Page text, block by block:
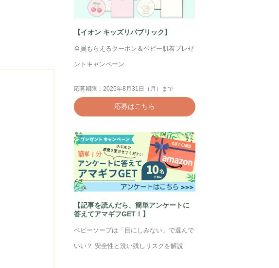
【イオン キッズリパブリック】
全員もらえるクーポン＆ベビー肌着プレゼ
ントキャンペーン
応募期限：2026年8月31日（月）まで
応募はこちら
【記事を読んだら、簡単アンケートに
答えてアマギフGET！】
ベビーソープは「目にしみない」で選んで
いい？ 安全性と洗い残しリスクを解説